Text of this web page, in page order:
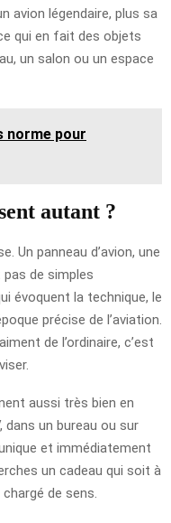
avion légendaire, plus sa
qui en fait des objets
un salon ou un espace
norme pour
autant ?
Un panneau d’avion, une
de simples
évoquent la technique, le
précise de l’aviation.
de l’ordinaire, c’est
aussi très bien en
dans un bureau ou sur
et immédiatement
un cadeau qui soit à
de sens.